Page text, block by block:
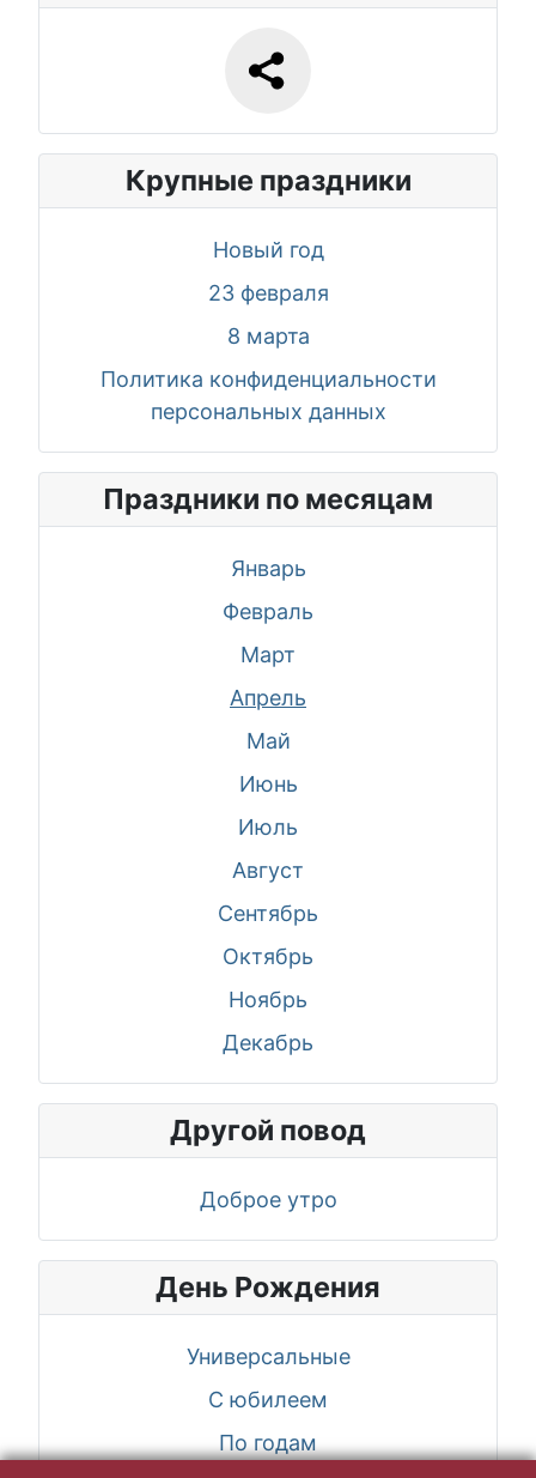
Крупные праздники
Новый год
23 февраля
8 марта
Политика конфиденциальности
персональных данных
Праздники по месяцам
Январь
Февраль
Март
Апрель
Май
Июнь
Июль
Август
Сентябрь
Октябрь
Ноябрь
Декабрь
Другой повод
Доброе утро
День Рождения
Универсальные
С юбилеем
По годам